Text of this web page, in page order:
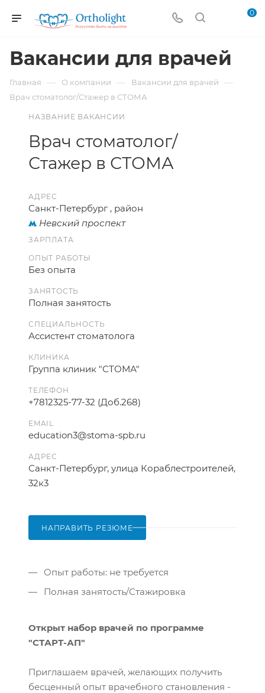
0
Вакансии для врачей
Главная — О компании — Вакансии для врачей —
Врач стоматолог/Стажер в СТОМА
НАЗВАНИЕ ВАКАНСИИ
Врач стоматолог/
Стажер в СТОМА
АДРЕС
Санкт-Петербург , район
Невский проспект
ЗАРПЛАТА
ОПЫТ РАБОТЫ
Без опыта
ЗАНЯТОСТЬ
Полная занятость
СПЕЦИАЛЬНОСТЬ
Ассистент стоматолога
КЛИНИКА
Группа клиник "СТОМА"
ТЕЛЕФОН
+7812325-77-32 (Доб.268)
EMAIL
education3@stoma-spb.ru
АДРЕС
Санкт-Петербург, улица Кораблестроителей,
32к3
НАПРАВИТЬ РЕЗЮМЕ
Опыт работы: не требуется
Полная занятость/Стажировка
Открыт набор врачей по программе
"СТАРТ-АП"
Приглашаем врачей, желающих получить
бесценный опыт врачебного становления -